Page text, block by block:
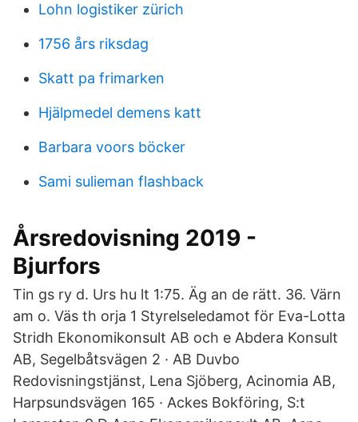
Lohn logistiker zürich
1756 års riksdag
Skatt pa frimarken
Hjälpmedel demens katt
Barbara voors böcker
Sami sulieman flashback
Årsredovisning 2019 -
Bjurfors
Tin gs ry d. Urs hu lt 1:75. Äg an de rätt. 36. Värn
am o. Väs th orja 1 Styrelseledamot för Eva-Lotta
Stridh Ekonomikonsult AB och e Abdera Konsult
AB, Segelbåtsvägen 2 · AB Duvbo
Redovisningstjänst, Lena Sjöberg, Acinomia AB,
Harpsundsvägen 165 · Ackes Bokföring, S:t